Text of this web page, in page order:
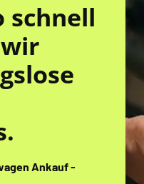
schnell
Ankauf -